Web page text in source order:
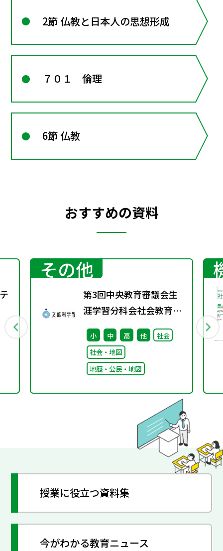
2節 仏教と日本人の思想形成
７０１ 倫理
6節 仏教
おすすめの資料
その他
第3回中央教育審議会生
涯学習分科会社会教育の
在り方に関する特別部会
の配布資料を更新しまし
た
小 中 高 他
社会
社会・地図
地歴・公民・地図
授業に役立つ資料集
今がわかる教育ニュース